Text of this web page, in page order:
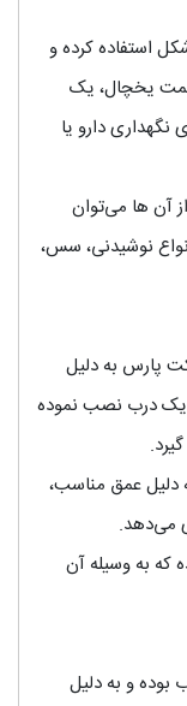
استفاده کرده و
یخچال، یک
نگهداری دارو یا
آن ها می‌توان
نوشیدنی، سس،
پارس به دلیل
یک درب نصب نموده
که به دلیل عمق مناسب،
می‌دهد.
که به وسیله آن
بوده و به دلیل